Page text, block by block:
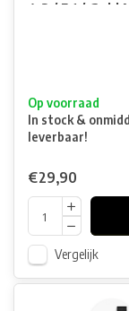
4.3 / 5.1 / Gold
Op voorraad
In stock &
leverbaar!
€29,90
Vergelijk